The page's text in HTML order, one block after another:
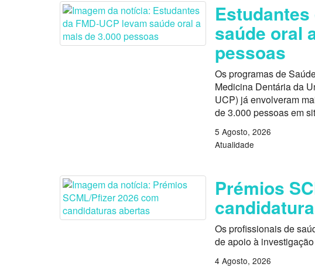
Estudantes
saúde oral
pessoas
Os programas de
Medicina Dentária da
UCP) já envolveram
de 3.000 pessoas em
5 Agosto, 2026
Atualidade
Prémios
Os profissionais de
de apoio à
4 Agosto, 2026